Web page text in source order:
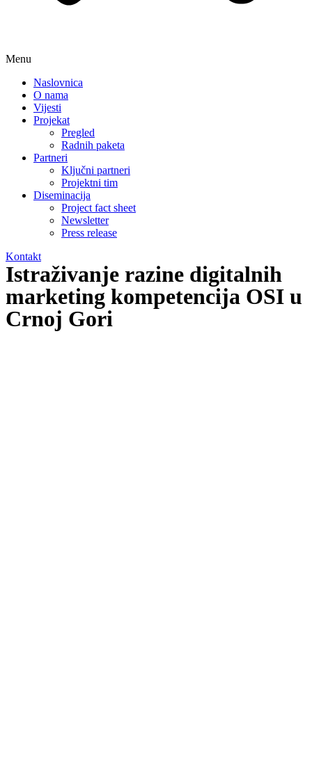
Menu
Naslovnica
O nama
Vijesti
Projekat
Pregled
Radnih paketa
Partneri
Ključni partneri
Projektni tim
Diseminacija
Project fact sheet
Newsletter
Press release
Kontakt
Istraživanje razine digitalnih
marketing kompetencija OSI u
Crnoj Gori